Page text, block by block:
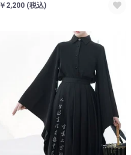
￥2,200 (税込)